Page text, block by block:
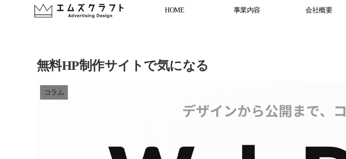
HOME 事業内容 会社概要
無料HP制作サイトで気になる
コラム